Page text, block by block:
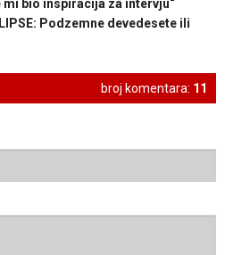
bio inspiracija za intervju“
Podzemne devedesete ili
broj komentara: 11